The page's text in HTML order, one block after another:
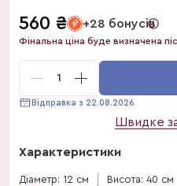
560 ₴ +28 бонусів
Фінальна ціна буде визначена
1
Відправка з 22.08.2026
Швидке
Характеристики
Діаметр: 12 см Висота: 40 см